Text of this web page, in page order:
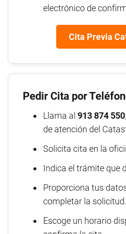
electrónico de
Cita Previa
Pedir Cita por
Llama al 913 874 550
de atención del
Solicita cita en la
Indica el trámite que
Proporciona tus
completar la solicitud.
Escoge un horario